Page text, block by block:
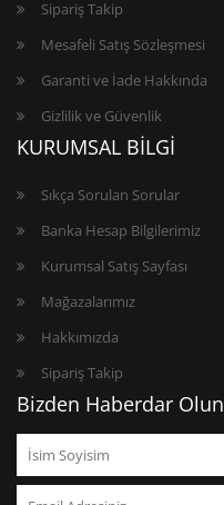
Sipariş Takip
Mesafeli Satış Sözleşmesi
Garanti ve İade Hakkında
Gizlilik ve Güvenlik
KURUMSAL BİLGİ
Sıkça Sorulan Sorular
Banka Hesap Bilgilerimiz
Kurumsal Satış Sayfası
Mağazalarımız
Hakkımızda
Sipariş Takip
Bizden Haberdar Olun